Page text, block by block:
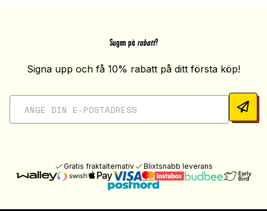
Sugen på rabatt?
Signa upp och få 10% rabatt på ditt första köp!
Gratis fraktalternativ Blixtsnabb leverans